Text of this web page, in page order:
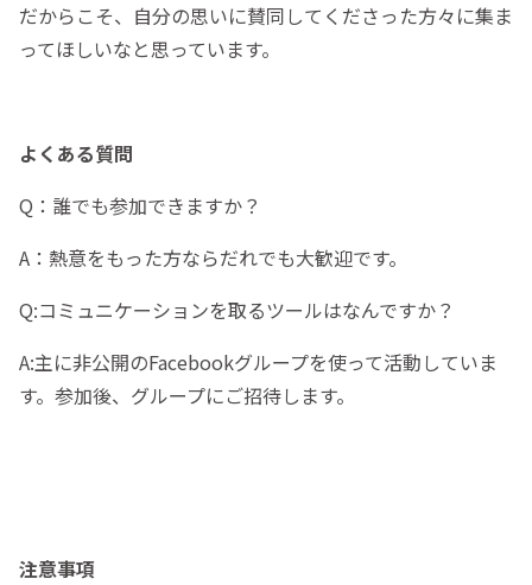
だからこそ、自分の思いに賛同してくださった方々に集ま
ってほしいなと思っています。
よくある質問
Q：誰でも参加できますか？
A：熱意をもった方ならだれでも大歓迎です。
Q:コミュニケーションを取るツールはなんですか？
A:主に非公開のFacebookグループを使って活動していま
す。参加後、グループにご招待します。
注意事項